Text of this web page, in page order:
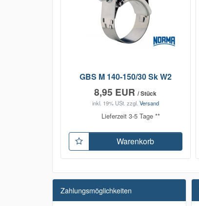
GBS M 140-150/30 Sk W2
8,95 EUR/ Stück
inkl. 19% USt. zzgl. Versand
Lieferzeit 3-5 Tage **
Warenkorb
Zahlungsmöglichkeiten